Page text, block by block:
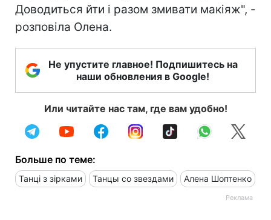
Доводиться йти і разом змивати макіяж", -
розповіла Олена.
Не упустите главное! Подпишитесь на
наши обновления в Google!
Или читайте нас там, где вам удобно!
Больше по теме:
Танці з зірками Танцы со звездами Алена Шоптенко